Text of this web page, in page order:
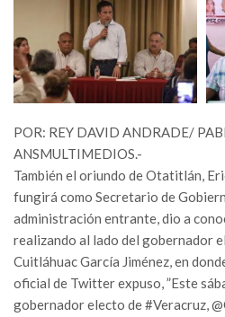
POR: REY DAVID ANDRADE/
ANSMULTIMEDIOS.-
También el oriundo de Otatitlán,
fungirá como Secretario de
administración entrante, dio a
realizando al lado del gobernador
Cuitláhuac García Jiménez, en
oficial de Twitter expuso, ”Este
gobernador electo de #Veracruz,